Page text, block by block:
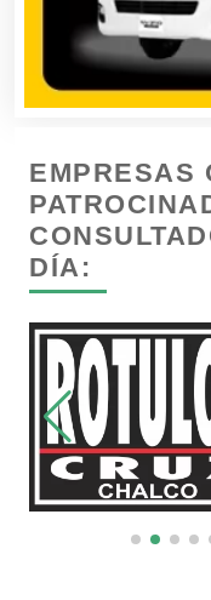
Control de
Copiadoras
Cortinas,
Cremerías
EMPRESAS
DÍA: